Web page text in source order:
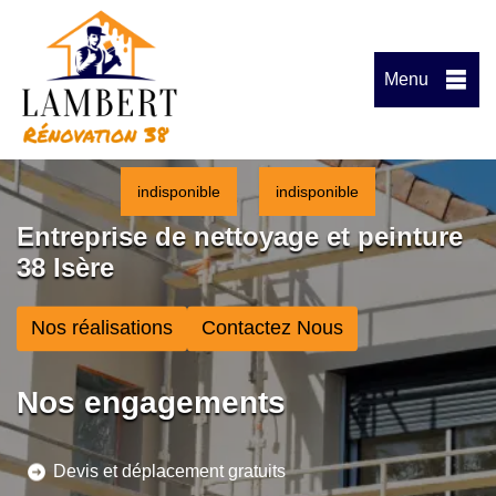
Menu
indisponible indisponible
Entreprise de nettoyage et peinture
38 Isère
Nos réalisations Contactez Nous
Nos engagements
Devis et déplacement gratuits